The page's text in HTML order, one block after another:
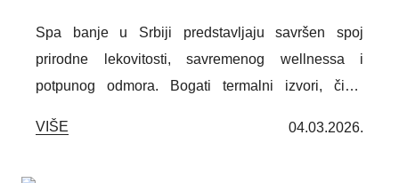
Spa banje u Srbiji predstavljaju savršen spoj
prirodne lekovitosti, savremenog wellnessa i
potpunog odmora. Bogati termalni izvori, čisto
idealnim izborom za regeneraciju tela i smirenje
VIŠE 04.03.2026.